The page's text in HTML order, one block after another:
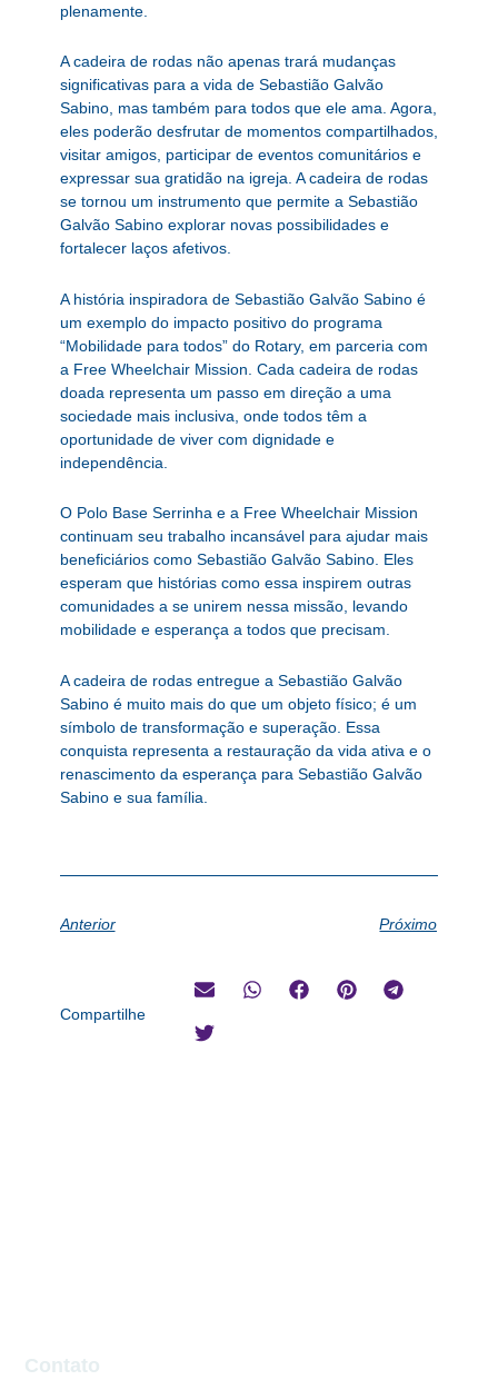
plenamente.
A cadeira de rodas não apenas trará mudanças
significativas para a vida de Sebastião Galvão
Sabino, mas também para todos que ele ama. Agora,
eles poderão desfrutar de momentos compartilhados,
visitar amigos, participar de eventos comunitários e
expressar sua gratidão na igreja. A cadeira de rodas
se tornou um instrumento que permite a Sebastião
Galvão Sabino explorar novas possibilidades e
fortalecer laços afetivos.
A história inspiradora de Sebastião Galvão Sabino é
um exemplo do impacto positivo do programa
“Mobilidade para todos” do Rotary, em parceria com
a Free Wheelchair Mission. Cada cadeira de rodas
doada representa um passo em direção a uma
sociedade mais inclusiva, onde todos têm a
oportunidade de viver com dignidade e
independência.
O Polo Base Serrinha e a Free Wheelchair Mission
continuam seu trabalho incansável para ajudar mais
beneficiários como Sebastião Galvão Sabino. Eles
esperam que histórias como essa inspirem outras
comunidades a se unirem nessa missão, levando
mobilidade e esperança a todos que precisam.
A cadeira de rodas entregue a Sebastião Galvão
Sabino é muito mais do que um objeto físico; é um
símbolo de transformação e superação. Essa
conquista representa a restauração da vida ativa e o
renascimento da esperança para Sebastião Galvão
Sabino e sua família.
Anterior Próximo
Compartilhe
Contato